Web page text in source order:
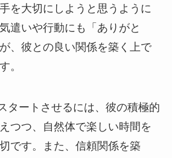
を大切にしようと思うように
遣いや行動にも「ありがと
、彼との良い関係を築く上で
。
タートさせるには、彼の積極的
つつ、自然体で楽しい時間を
です。また、信頼関係を築